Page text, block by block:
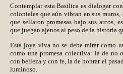
Contemplar esta Basílica es dialogar
coloniales que aún vibran en sus
que sellaron promesas bajo sus arcos,
que juegan ajenos al peso de la historia
Esta joya viva no se debe mirar como
como una promesa colectiva: la de no
con belleza y con fe, la de honrar el
luminoso.